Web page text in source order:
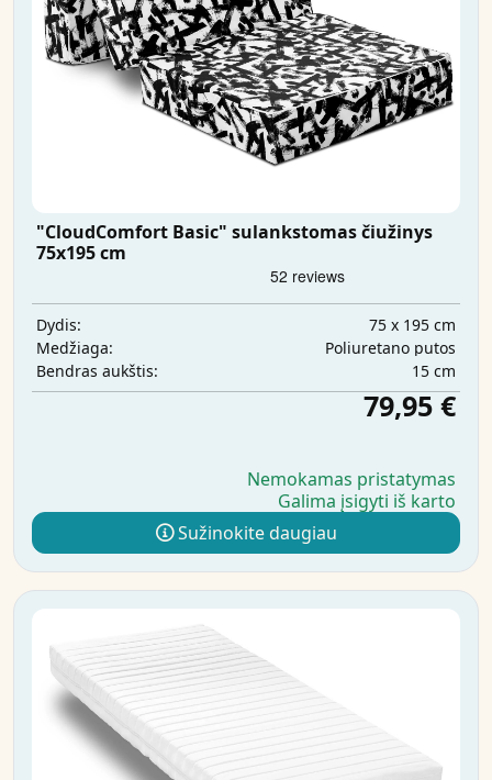
"CloudComfort Basic" sulankstomas čiužinys
75x195 cm
Dydis:
75 x 195 cm
Medžiaga:
Poliuretano putos
Bendras aukštis:
15 cm
79,95 €
Nemokamas pristatymas
Galima įsigyti iš karto
Sužinokite daugiau